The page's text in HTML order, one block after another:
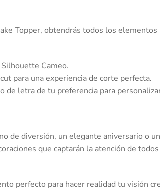
Topper, obtendrás todos los
Cameo.
para una experiencia de corte perfecta.
de letra de tu preferencia para
de diversión, un elegante aniversario o
que captarán la atención de
perfecto para hacer realidad tu visión